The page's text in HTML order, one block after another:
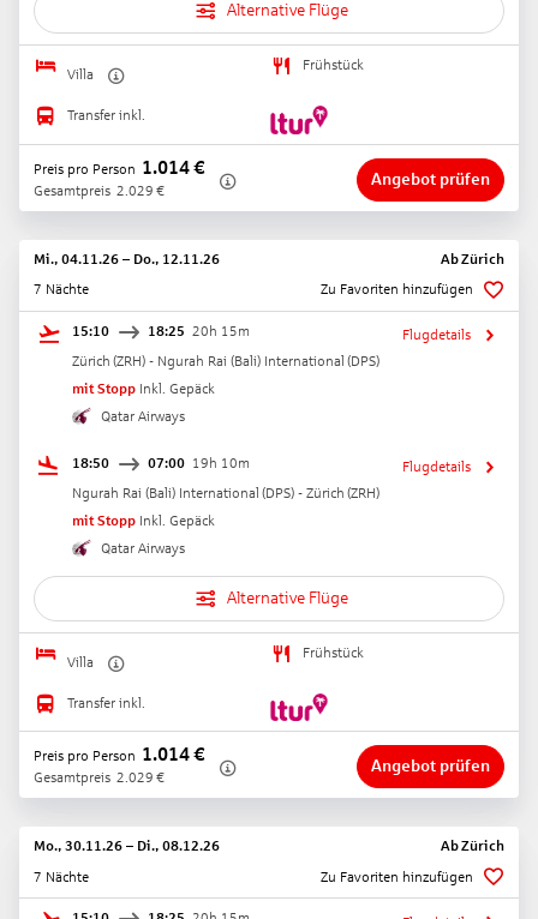
Alternative Flüge
Villa
Frühstück
Transfer inkl.
Preis pro Person 1.014€
Gesamtpreis 2.029 €
Angebot prüfen
Mi., 04.11.26 – Do., 12.11.26 AbZürich
7 Nächte
Zu Favoriten hinzufügen
15:10 18:25 20h 15m
Zürich (ZRH) - Ngurah Rai (Bali) International (DPS)
mit Stopp Inkl. Gepäck
Qatar Airways
Flugdetails
18:50 07:00 19h 10m
Ngurah Rai (Bali) International (DPS) - Zürich (ZRH)
mit Stopp Inkl. Gepäck
Qatar Airways
Flugdetails
Alternative Flüge
Villa
Frühstück
Transfer inkl.
Preis pro Person 1.014€
Gesamtpreis 2.029 €
Angebot prüfen
Mo., 30.11.26 – Di., 08.12.26 AbZürich
7 Nächte
Zu Favoriten hinzufügen